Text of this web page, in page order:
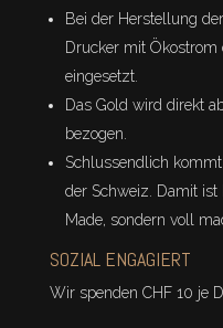
Bei der Herstellung
Drucker mit Ökostrom
eingesetzt.
Das Gold wird direkt
bezogen.
Schlussendlich
der Schweiz. Damit
Made, sondern voll
SOZIAL ENGAGIERT
Wir spenden CHF 10 je